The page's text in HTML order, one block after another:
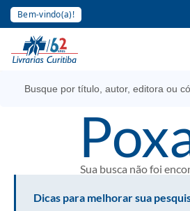
Bem-vindo(a)!
Sua busca não foi
Dicas para melhorar sua